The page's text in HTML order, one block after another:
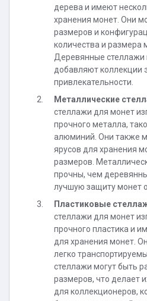
дерева и имеют
хранения монет. Они
размеров и
количества и размера
Деревянные стеллажи
добавляют коллекции
привлекательности.
Металлические
стеллажи для монет
прочного металла,
алюминий. Они также
ярусов для хранения
размеров.
прочны, чем
лучшую защиту монет
Пластиковые
стеллажи для монет
прочного пластика и
для хранения монет.
легко
стеллажи могут быть
размеров, что делает
для коллекционеров,